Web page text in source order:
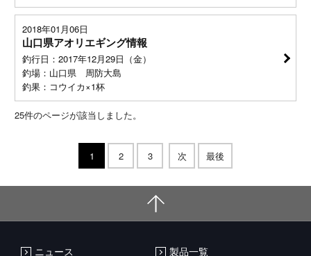
2018年01月06日
山口県アオリエギング情報
釣行日：2017年12月29日（金）
釣場：山口県 周防大島
釣果：コウイカ×1杯
25件のページが該当しました。
1 2 3 次 最後
ニュース 製品一覧